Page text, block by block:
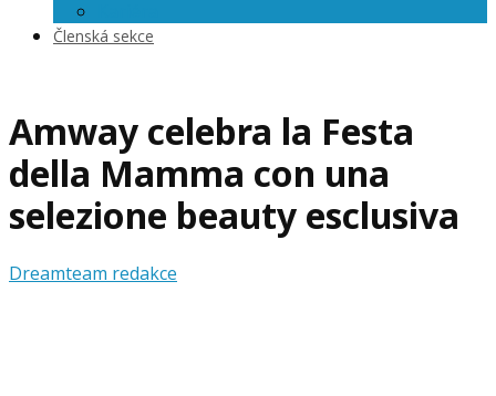
Členská sekce
Amway celebra la Festa
della Mamma con una
selezione beauty esclusiva
Dreamteam redakce